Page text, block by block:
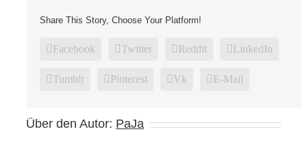
Share This Story, Choose Your Platform!
Facebook Twitter Reddit LinkedIn
Tumblr Pinterest Vk E-Mail
Über den Autor: PaJa